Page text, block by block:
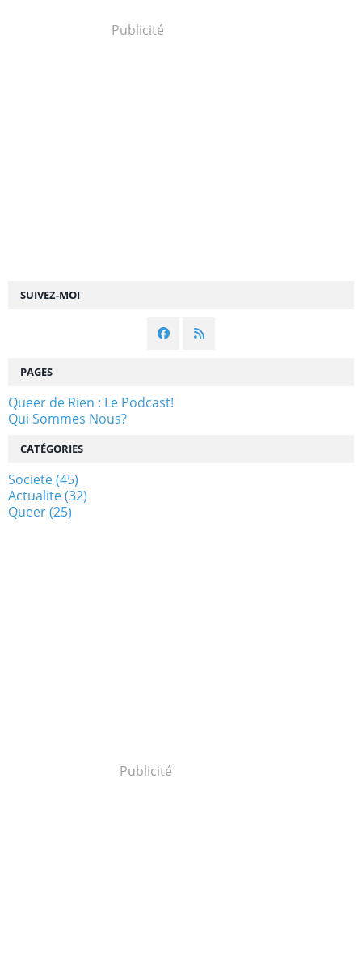
SUIVEZ-MOI
Publicité
PAGES
Queer de Rien : Le Podcast!
Qui Sommes Nous?
CATÉGORIES
Societe(45)
Actualite(32)
Queer(25)
Publicité